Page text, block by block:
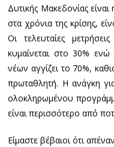
Δυτικής Μακεδονίας
στα χρόνια της κρίσης,
Οι τελευταίες
κυμαίνεται στο 30% ενώ
νέων αγγίζει το 70%,
πρωταθλητή. Η ανάγκη
ολοκληρωμένου
είναι περισσότερο από
Είμαστε βέβαιοι ότι